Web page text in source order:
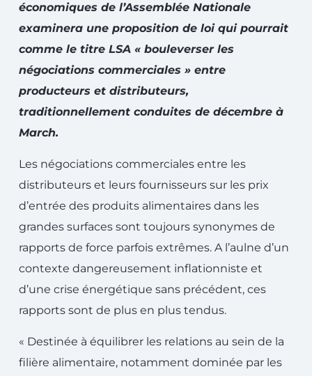
économiques de l’Assemblée Nationale
examinera une proposition de loi qui pourrait
comme le titre LSA « bouleverser les
négociations commerciales » entre
producteurs et distributeurs,
traditionnellement conduites de décembre à
March.
Les négociations commerciales entre les
distributeurs et leurs fournisseurs sur les prix
d’entrée des produits alimentaires dans les
grandes surfaces sont toujours synonymes de
rapports de force parfois extrêmes. A l’aulne d’un
contexte dangereusement inflationniste et
d’une crise énergétique sans précédent, ces
rapports sont de plus en plus tendus.
« Destinée à équilibrer les relations au sein de la
filière alimentaire, notamment dominée par les